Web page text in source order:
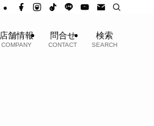
店舗情報
COMPANY
問合せ
CONTACT
検索
SEARCH